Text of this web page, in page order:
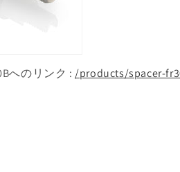
へのリンク : /products/spacer-